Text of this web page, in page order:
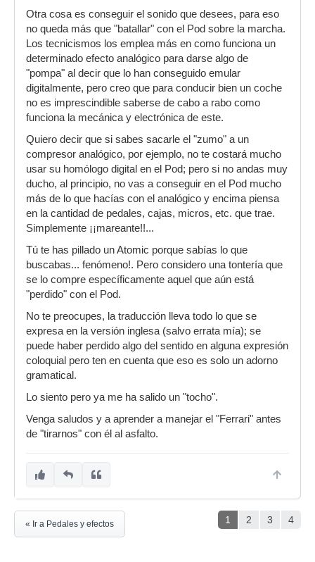
Otra cosa es conseguir el sonido que desees, para eso
no queda más que "batallar" con el Pod sobre la marcha.
Los tecnicismos los emplea más en como funciona un
determinado efecto analógico para darse algo de
"pompa" al decir que lo han conseguido emular
digitalmente, pero creo que para conducir bien un coche
no es imprescindible saberse de cabo a rabo como
funciona la mecánica y electrónica de este.
Quiero decir que si sabes sacarle el "zumo" a un
compresor analógico, por ejemplo, no te costará mucho
usar su homólogo digital en el Pod; pero si no andas muy
ducho, al principio, no vas a conseguir en el Pod mucho
más de lo que hacías con el analógico y encima piensa
en la cantidad de pedales, cajas, micros, etc. que trae.
Simplemente ¡¡mareante!!...
Tú te has pillado un Atomic porque sabías lo que
buscabas... fenómeno!. Pero considero una tontería que
se lo compre específicamente aquel que aún está
"perdido" con el Pod.
No te preocupes, la traducción lleva todo lo que se
expresa en la versión inglesa (salvo errata mía); se
puede haber perdido algo del sentido en alguna expresión
coloquial pero ten en cuenta que eso es solo un adorno
gramatical.
Lo siento pero ya me ha salido un "tocho".
Venga saludos y a aprender a manejar el "Ferrari" antes
de "tirarnos" con él al asfalto.
1 2 3 4
« Ir a Pedales y efectos